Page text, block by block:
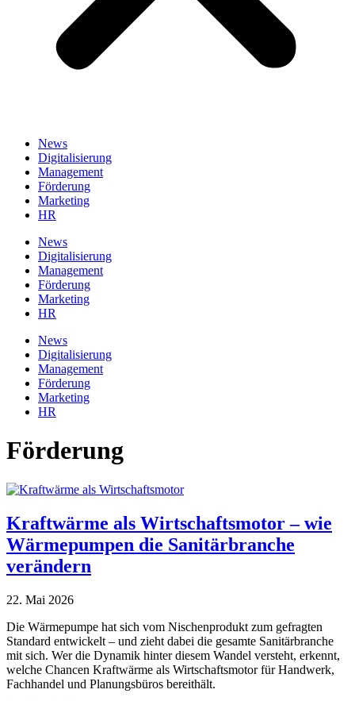
News
Digitalisierung
Management
Förderung
Marketing
HR
News
Digitalisierung
Management
Förderung
Marketing
HR
News
Digitalisierung
Management
Förderung
Marketing
HR
Förderung
Kraftwärme als Wirtschaftsmotor – wie
Wärmepumpen die Sanitärbranche
verändern
22. Mai 2026
Die Wärmepumpe hat sich vom Nischenprodukt zum gefragten
Standard entwickelt – und zieht dabei die gesamte Sanitärbranche
mit sich. Wer die Dynamik hinter diesem Wandel versteht, erkennt,
welche Chancen Kraftwärme als Wirtschaftsmotor für Handwerk,
Fachhandel und Planungsbüros bereithält.